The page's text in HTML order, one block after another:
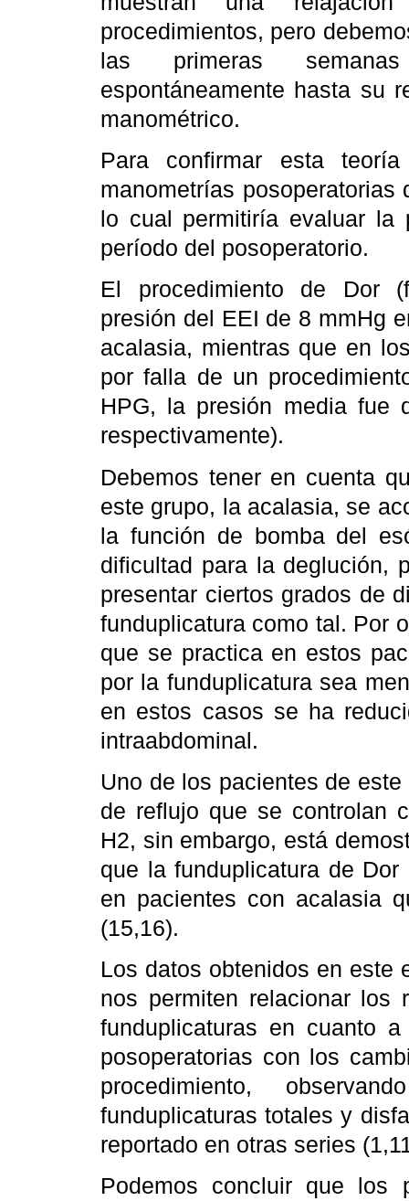
procedimientos, pero
las primeras
espontáneamente hasta su
manométrico.
Para confirmar esta
manometrías
lo cual permitiría evaluar la
período del posoperatorio.
El procedimiento de Dor
presión del EEI de 8 mmHg
acalasia, mientras que en
por falla de un
HPG, la presión media fue
respectivamente).
Debemos tener en cuenta
este grupo, la acalasia, se
la función de bomba del
dificultad para la deglución,
presentar ciertos grados de
funduplicatura como tal. Por
que se practica en estos
por la funduplicatura sea
en estos casos se ha
intraabdominal.
Uno de los pacientes de
de reflujo que se controlan
H2, sin embargo, está
que la funduplicatura de
en pacientes con acalasia
(15,16).
Los datos obtenidos en este
nos permiten relacionar los
funduplicaturas en cuanto
posoperatorias con los
procedimiento,
funduplicaturas totales y
reportado en otras series
Podemos concluir que los